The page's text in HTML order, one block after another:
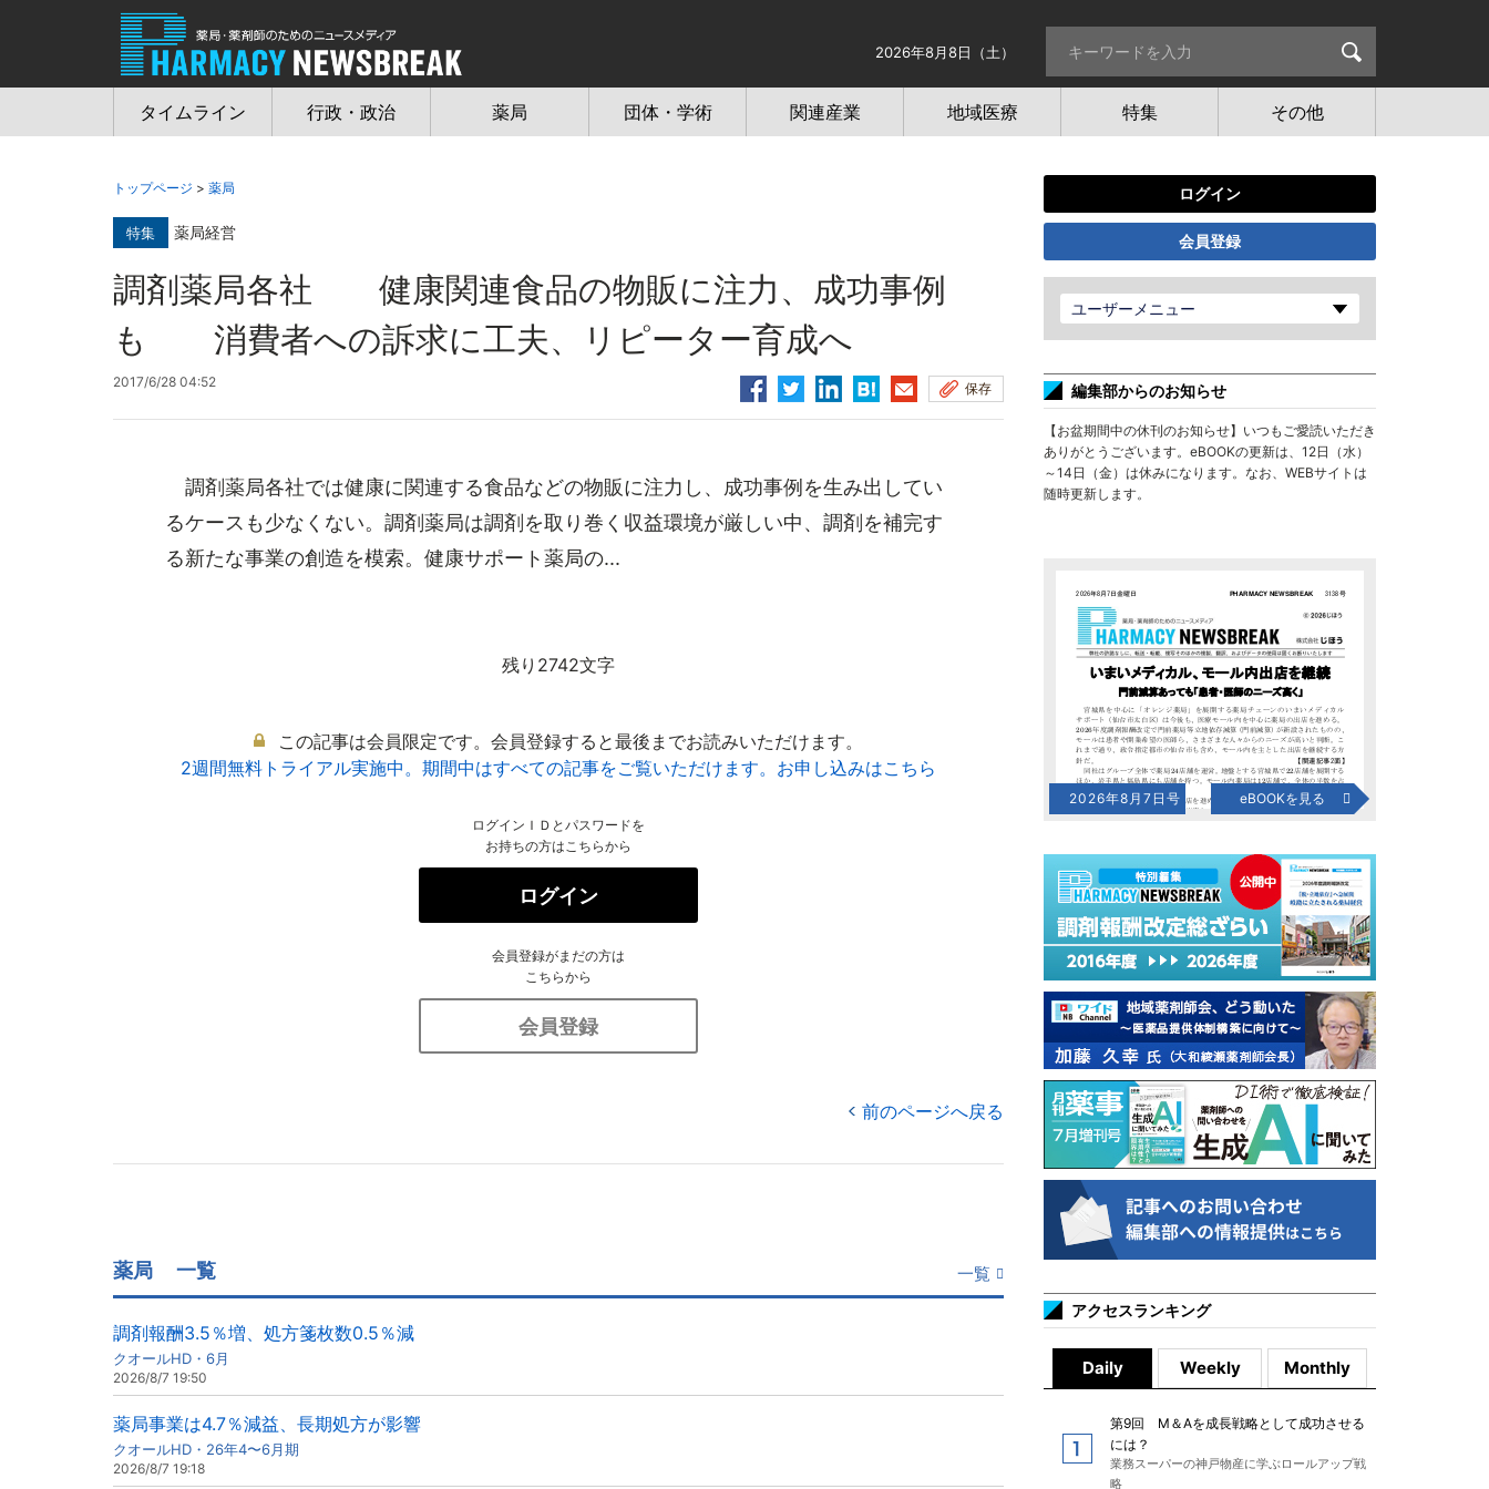
2026年8月8日（土）
タイムライン 行政・政治 薬局 団体・学術 関連産業 地域医療 特集 その他
トップページ > 薬局
特集 薬局経営
調剤薬局各社 健康関連食品の物販に注力、成功事例
も 消費者への訴求に工夫、リピーター育成へ
2017/6/28 04:52 保存
調剤薬局各社では健康に関連する食品などの物販に注力し、成功事例を生み出してい
るケースも少なくない。調剤薬局は調剤を取り巻く収益環境が厳しい中、調剤を補完す
る新たな事業の創造を模索。健康サポート薬局の...
残り2742文字
この記事は会員限定です。会員登録すると最後までお読みいただけます。
2週間無料トライアル実施中。期間中はすべての記事をご覧いただけます。お申し込みはこちら
ログインＩＤとパスワードを
お持ちの方はこちらから
ログイン
会員登録がまだの方は
こちらから
会員登録
前のページへ戻る
薬局 一覧 一覧
調剤報酬3.5％増、処方箋枚数0.5％減
クオールHD・6月
2026/8/7 19:50
薬局事業は4.7％減益、長期処方が影響
クオールHD・26年4〜6月期
2026/8/7 19:18
ログイン
会員登録
ユーザーメニュー
編集部からのお知らせ
【お盆期間中の休刊のお知らせ】いつもご愛読いただき
ありがとうございます。eBOOKの更新は、12日（水）
～14日（金）は休みになります。なお、WEBサイトは
随時更新します。
2026年8月7日号 eBOOKを見る
アクセスランキング
Daily Weekly Monthly
第9回 M＆Aを成長戦略として成功させる
には？
業務スーパーの神戸物産に学ぶロールアップ戦
略